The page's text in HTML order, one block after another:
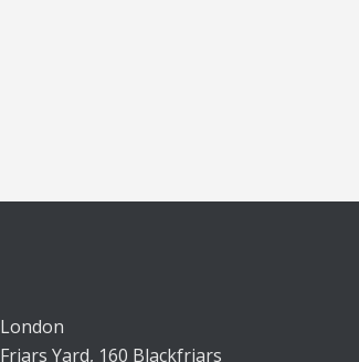
London
Friars Yard, 160 Blackfriars